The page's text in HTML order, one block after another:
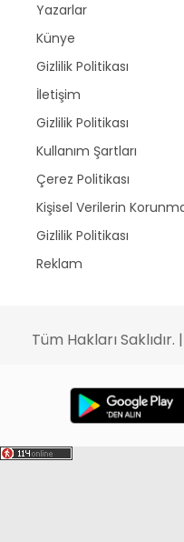
Yazarlar
Künye
Gizlilik Politikası
İletişim
Gizlilik Politikası
Kullanım Şartları
Çerez Politikası
Kişisel Verilerin
Gizlilik Politikası
Reklam
Tüm Hakları